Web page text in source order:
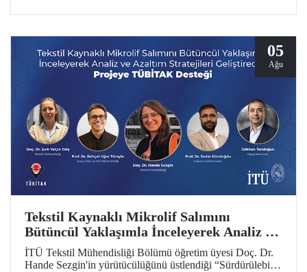
05
Ağu
Tekstil Kaynaklı Mikrolif Salımını
Bütüncül Yaklaşımla İnceleyerek Analiz ve
Azaltım Stratejileri Geliştirecek Projeye
TÜBİTAK Desteği
İTÜ Tekstil Mühendisliği Bölümü öğretim üyesi Doç. Dr.
Hande Sezgin'in yürütücülüğünü üstlendiği “Sürdürülebilir